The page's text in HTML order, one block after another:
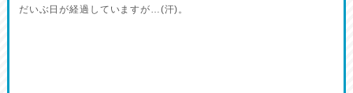
だいぶ日が経過していますが…(汗)。